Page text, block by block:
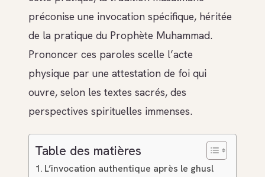
préconise une invocation spécifique, héritée
de la pratique du Prophète Muhammad.
Prononcer ces paroles scelle l’acte
physique par une attestation de foi qui
ouvre, selon les textes sacrés, des
perspectives spirituelles immenses.
Table des matières
L’invocation authentique après le ghusl